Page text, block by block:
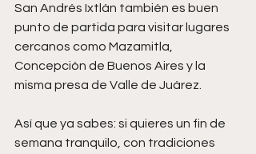
San Andrés Ixtlán también es buen
punto de partida para visitar lugares
cercanos como Mazamitla,
Concepción de Buenos Aires y la
misma presa de Valle de Juárez.
Así que ya sabes: si quieres un fin de
semana tranquilo, con tradiciones